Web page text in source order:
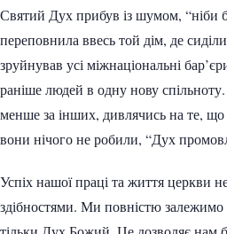
Святий Дух прибув із шумом, “ніби
переповнила ввесь той дім, де
зруйнував усі міжнаціональні
раніше людей в одну нову
менше за інших, дивлячись на те,
вони нічого не робили, “Дух
Успіх нашої праці та життя церкви
здібностями. Ми повністю